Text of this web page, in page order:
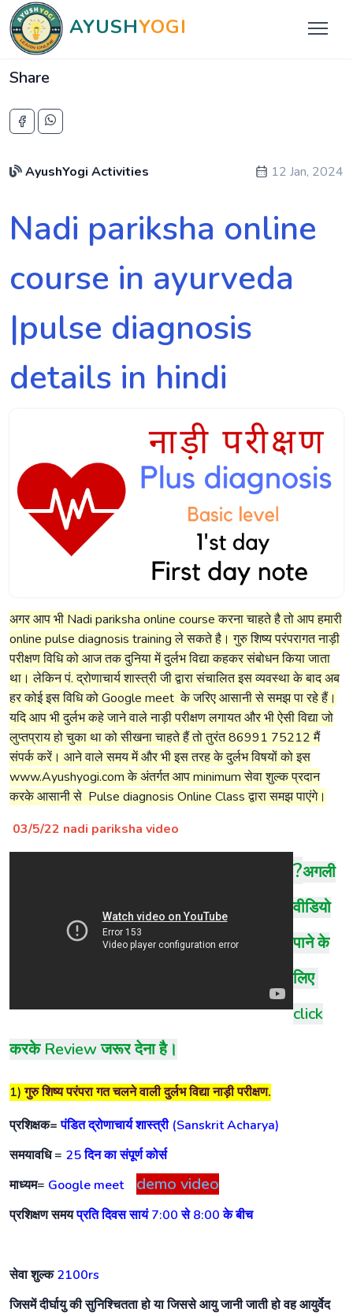
AYUSHYOGI
Share
AyushYogi Activities 12 Jan, 2024
Nadi pariksha online
course in ayurveda
|pulse diagnosis
details in hindi
अगर आप भी Nadi pariksha online course करना चाहते है तो आप हमारी
online pulse diagnosis training ले सकते है। गुरु शिष्य परंपरागत नाड़ी
परीक्षण विधि को आज तक दुनिया में दुर्लभ विद्या कहकर संबोधन किया जाता
था। लेकिन पं. द्रोणाचार्य शास्त्री जी द्वारा संचालित इस व्यवस्था के बाद अब
हर कोई इस विधि को Google meet के जरिए आसानी से समझ पा रहे हैं।
यदि आप भी दुर्लभ कहे जाने वाले नाड़ी परीक्षण लगायत और भी ऐसी विद्या जो
लुप्तप्राय हो चुका था को सीखना चाहते हैं तो तुरंत 86991 75212 मैं
संपर्क करें। आने वाले समय में और भी इस तरह के दुर्लभ विषयों को इस
www.Ayushyogi.com के अंतर्गत आप minimum सेवा शुल्क प्रदान
करके आसानी से Pulse diagnosis Online Class द्वारा समझ पाएंगे।
03/5/22 nadi pariksha video
?अगली
वीडियो
पाने के
लिए
click
करके Review जरूरदेना है।
1) गुरु शिष्य परंपरा गत चलने वाली दुर्लभ विद्या नाड़ी परीक्षण.
प्रशिक्षक=पंडित द्रोणाचार्य शास्त्री (Sanskrit Acharya)
समयावधि= 25 दिन का संपूर्ण कोर्स
माध्यम= Google meet demo video
प्रशिक्षण समयप्रति दिवस सायं 7:00 से 8:00 के बीच
सेवा शुल्क 2100rs
जिसमें दीर्घायु की सुनिश्चितता हो या जिससे आयु जानी जाती हो वह आयुर्वेद